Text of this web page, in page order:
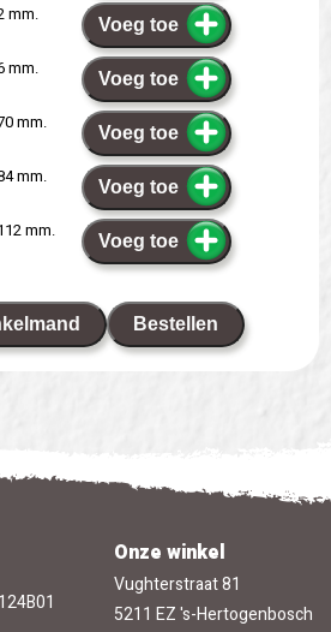
mm.
Voeg toe
mm.
Voeg toe
mm.
Voeg toe
mm.
Voeg toe
mm.
Voeg toe
Bestellen
Onze winkel
Vughterstraat 81
5211 EZ 's-Hertogenbosch